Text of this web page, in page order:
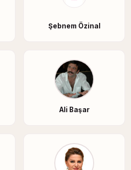
Şebnem Özinal
Ali Başar